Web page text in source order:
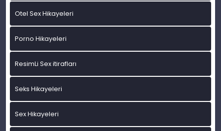
Otel Sex Hikayeleri
Porno Hikayeleri
ResimLi Sex itirafları
Seks Hikayeleri
Sex Hikayeleri